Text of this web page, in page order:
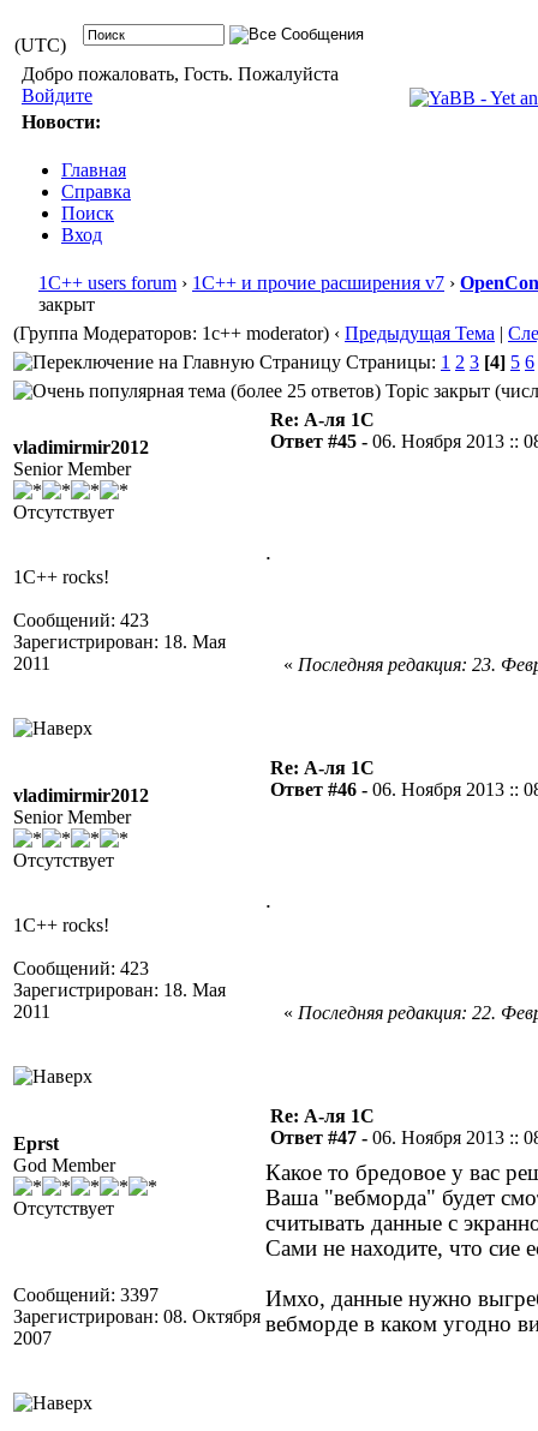
(UTC)
Добро пожаловать, Гость. Пожалуйста
Войдите
Новости:
Главная
Справка
Поиск
Вход
1С++ users forum › 1С++ и прочие расширения v7 ›
закрыт
(Группа Модераторов: 1c++ moderator) ‹ Предыдущая Тема |
Страницы: 1 2 3 [4] 5 6
Topic закрыт
vladimirmir2012
Senior Member
Отсутствует
1C++ rocks!
Сообщений: 423
Зарегистрирован: 18. Мая
2011
Re: А-ля 1С
Ответ #45 - 06. Ноября 2013 ::
.
« Последняя редакция: 23.
vladimirmir2012
Senior Member
Отсутствует
1C++ rocks!
Сообщений: 423
Зарегистрирован: 18. Мая
2011
Re: А-ля 1С
Ответ #46 - 06. Ноября 2013 ::
.
« Последняя редакция: 22.
Eprst
God Member
Отсутствует
Сообщений: 3397
Зарегистрирован: 08. Октября
2007
Re: А-ля 1С
Ответ #47 - 06. Ноября 2013 ::
Какое то бредовое у вас
Ваша "вебморда" будет
считывать данные с
Сами не находите, что сие
Имхо, данные нужно
вебморде в каком угодно